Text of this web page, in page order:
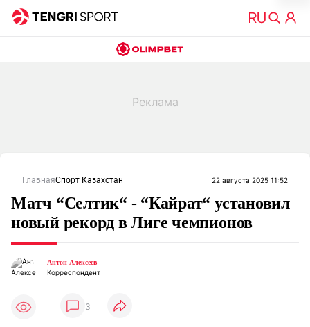
ГлавнаяСпорт Казахстан 22 августа 2025 11:52
Матч “Селтик“ - “Кайрат“ установил
новый рекорд в Лиге чемпионов
Антон Алексеев
Корреспондент
3